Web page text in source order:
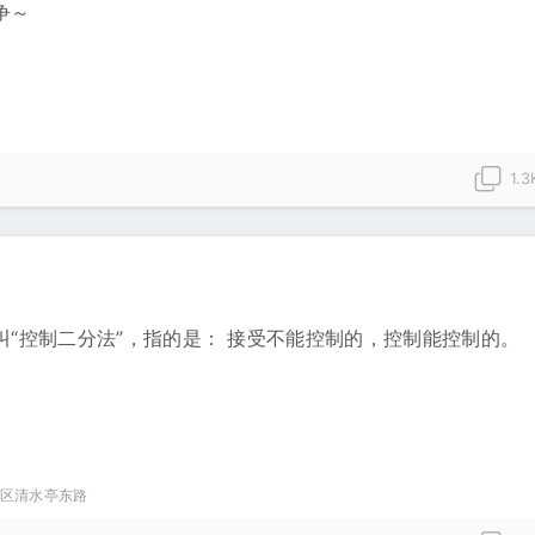
～
控制二分法”，指的是： 接受不能控制的，控制能控制的。
清水亭东路